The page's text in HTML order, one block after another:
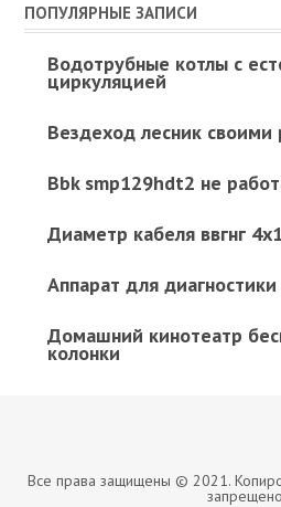
ПОПУЛЯРНЫЕ ЗАПИСИ
Водотрубные котлы с
циркуляцией
Вездеход лесник
Bbk smp129hdt2 не
Диаметр кабеля ввгнг
Аппарат для
Домашний кинотеатр
колонки
Все права защищены © 2021.